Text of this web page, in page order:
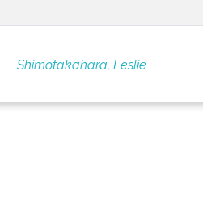
Shimotakahara, Leslie